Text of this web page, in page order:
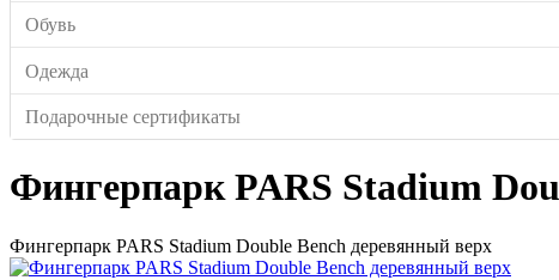
Обувь
Одежда
Подарочные сертификаты
Фингерпарк PARS Stadium
Фингерпарк PARS Stadium Double Bench деревянный верх